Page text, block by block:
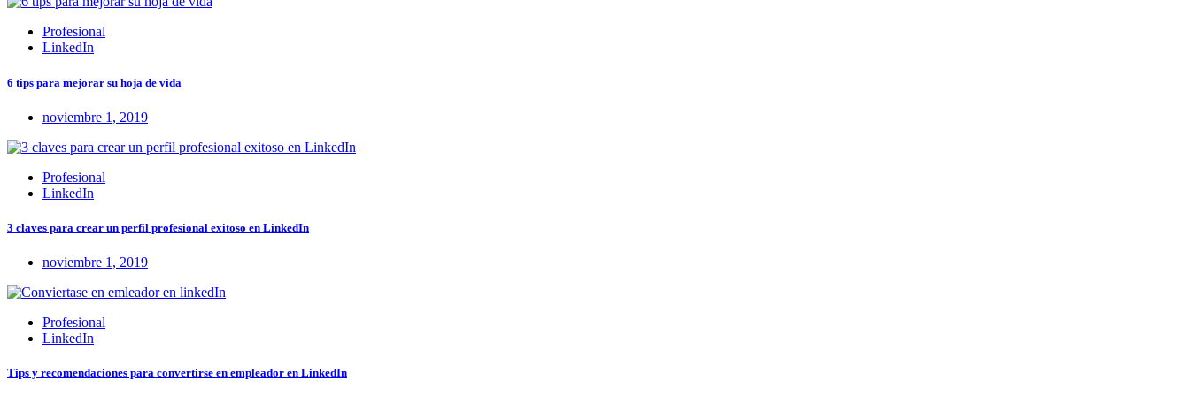
Profesional
LinkedIn
6 tips para mejorar su hoja de vida
noviembre 1, 2019
Profesional
LinkedIn
3 claves para crear un perfil profesional exitoso en LinkedIn
noviembre 1, 2019
Profesional
LinkedIn
Tips y recomendaciones para convertirse en empleador en LinkedIn